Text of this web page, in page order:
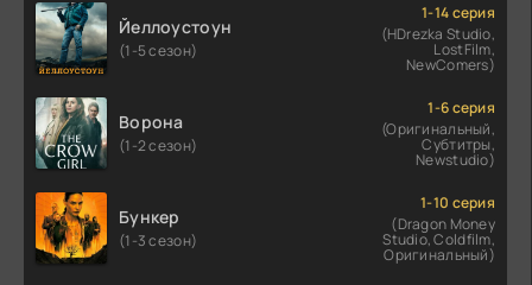
Йеллоустоун
(1-5 сезон)
1-14 серия
(HDrezka Studio,
LostFilm,
NewComers)
Ворона
(1-2 сезон)
1-6 серия
(Оригинальный,
Субтитры,
Newstudio)
Бункер
(1-3 сезон)
1-10 серия
(Dragon Money
Studio, Coldfilm,
Оригинальный)